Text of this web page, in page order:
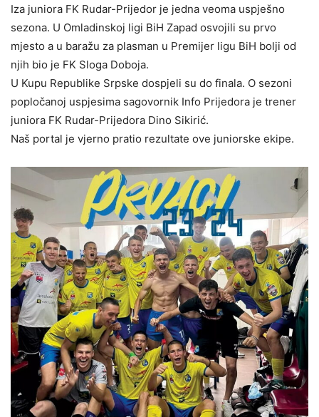
Iza juniora FK Rudar-Prijedor je jedna veoma uspješno
sezona. U Omladinskoj ligi BiH Zapad osvojili su prvo
mjesto a u baražu za plasman u Premijer ligu BiH bolji od
njih bio je FK Sloga Doboja.
U Kupu Republike Srpske dospjeli su do finala. O sezoni
popločanoj uspjesima sagovornik Info Prijedora je trener
juniora FK Rudar-Prijedora Dino Sikirić.
Naš portal je vjerno pratio rezultate ove juniorske ekipe.